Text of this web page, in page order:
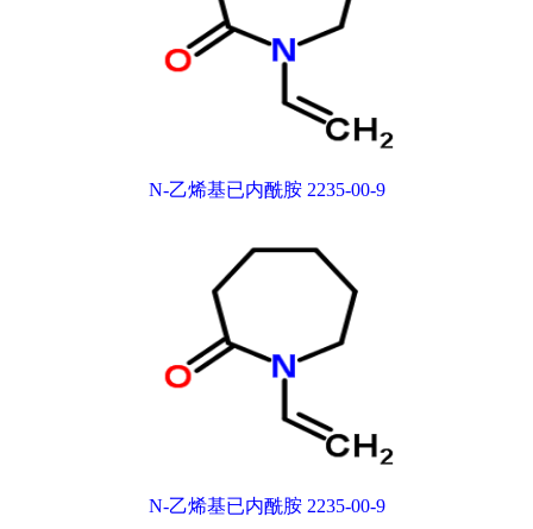
N-乙烯基已内酰胺 2235-00-9
N-乙烯基已内酰胺 2235-00-9